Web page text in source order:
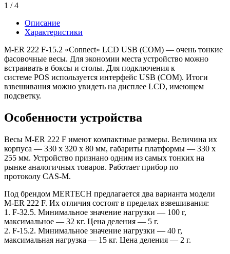
1 / 4
Описание
Характеристики
M-ER 222 F-15.2 «Connect» LСD USB (COM) — очень тонкие
фасовочные весы. Для экономии места устройство можно
встраивать в боксы и столы. Для подключения к
системе POS используется интерфейс USB (COM). Итоги
взвешивания можно увидеть на дисплее LCD, имеющем
подсветку.
Особенности устройства
Весы M-ER 222 F имеют компактные размеры. Величина их
корпуса — 330 х 320 х 80 мм, габариты платформы — 330 х
255 мм. Устройство признано одним из самых тонких на
рынке аналогичных товаров. Работает прибор по
протоколу CAS-M.
Под брендом MERTECH предлагается два варианта модели
M-ER 222 F. Их отличия состоят в пределах взвешивания:
1. F-32.5. Минимальное значение нагрузки — 100 г,
максимальное — 32 кг. Цена деления — 5 г.
2. F-15.2. Минимальное значение нагрузки — 40 г,
максимальная нагрузка — 15 кг. Цена деления — 2 г.